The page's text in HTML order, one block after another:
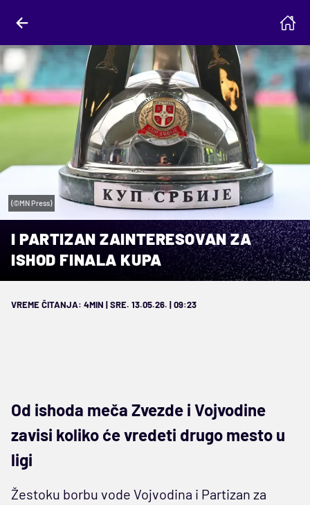
(©MN Press)
I PARTIZAN ZAINTERESOVAN ZA
ISHOD FINALA KUPA
VREME ČITANJA: 4MIN | SRE. 13.05.26. | 09:23
Od ishoda meča Zvezde i Vojvodine
zavisi koliko će vredeti drugo mesto u
ligi
Žestoku borbu vode Vojvodina i Partizan za